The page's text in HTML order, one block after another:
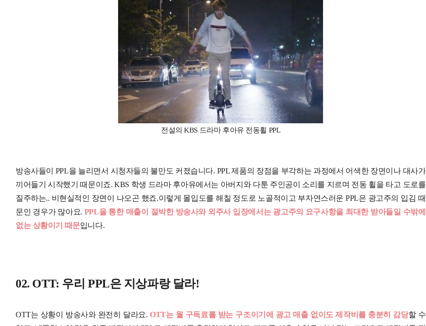
전설의 KBS 드라마 후아유 전동휠 PPL
방송사들이 PPL을 늘리면서 시청자들의 불만도 커졌습니다. PPL 제품의 장점을 부각하는 과정에서 어색한 장면이나 대사가
끼어들기 시작했기 때문이죠. KBS 학생 드라마 후아유에서는 아버지와 다툰 주인공이 소리를 지르며 전동 휠을 타고 도로를
질주하는.. 비현실적인 장면이 나오곤 했죠.이렇게 몰입도를 해칠 정도로 노골적이고 부자연스러운 PPL은 광고주의 입김 때
문인 경우가 많아요. PPL을 통한 매출이 절박한 방송사와 외주사 입장에서는 광고주의 요구사항을 최대한 받아들일 수밖에
없는 상황이기 때문입니다.
02. OTT: 우리 PPL은 지상파랑 달라!
OTT는 상황이 방송사와 완전히 달라요. OTT는 월 구독료를 받는 구조이기에 광고 매출 없이도 제작비를 충분히 감당할 수